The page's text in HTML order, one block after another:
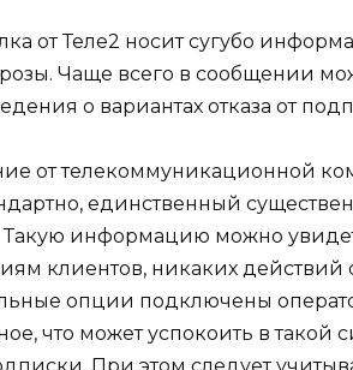
от Теле2 носит сугубо
Чаще всего в сообщении
о вариантах отказа от
от телекоммуникационной
единственный
Такую информацию можно
клиентов, никаких действий
опции подключены
что может успокоить в такой